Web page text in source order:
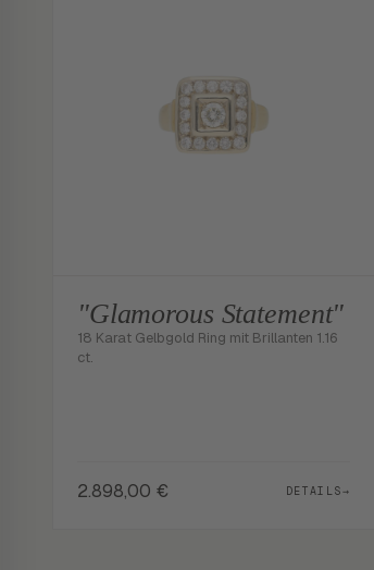
"Glamorous Statement"
18 Karat Gelbgold Ring mit Brillanten 1.16
ct.
2.898,00 € DETAILS→